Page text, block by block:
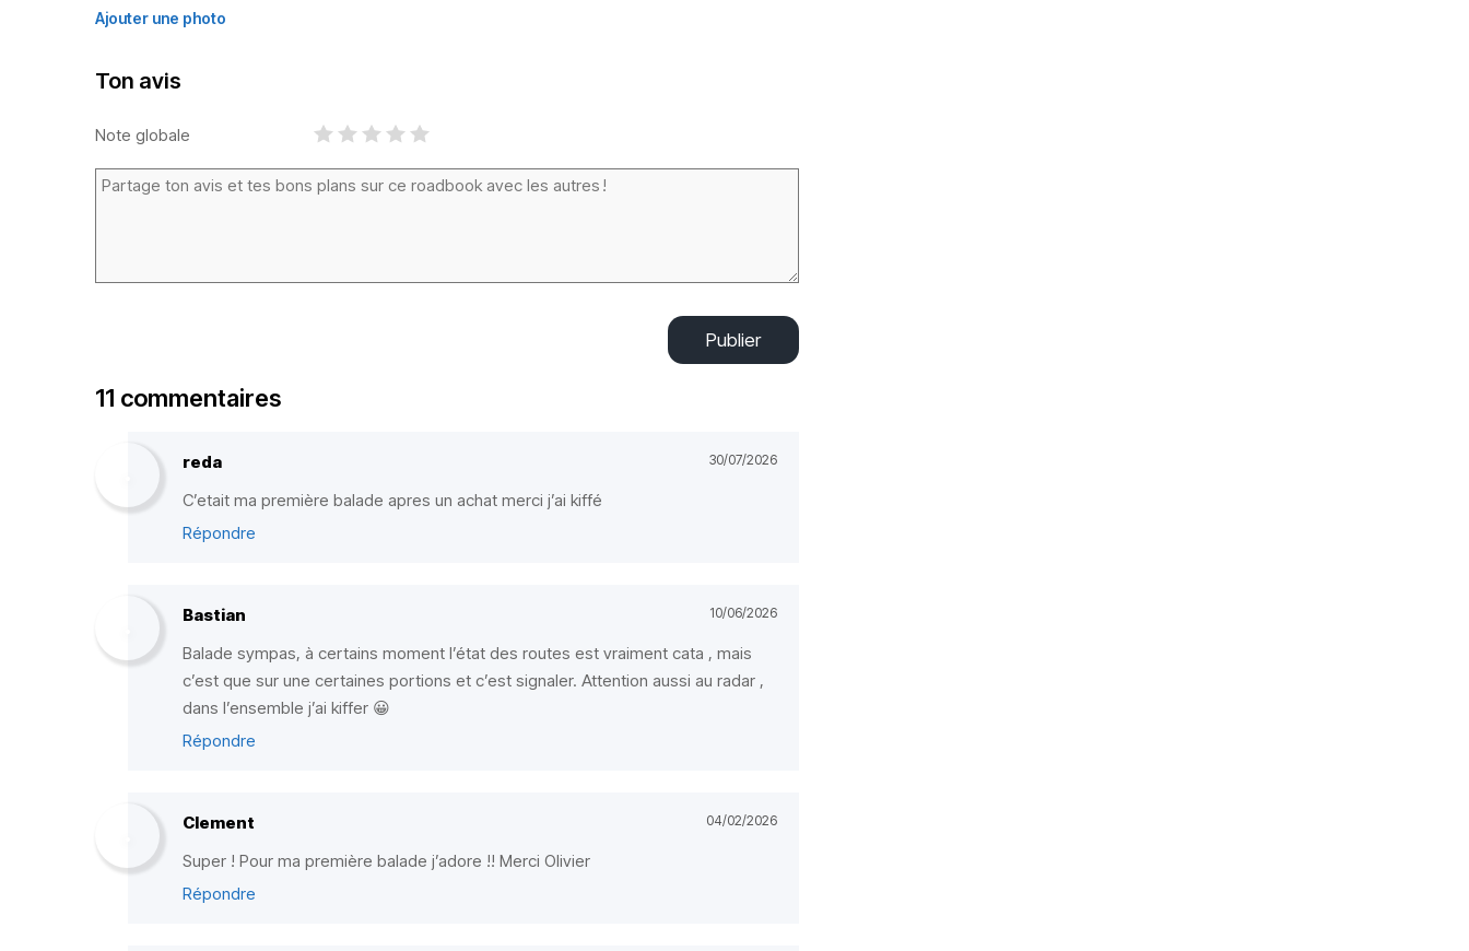
Ajouter une photo
Ton avis
Note globale
Publier
11 commentaires
reda 30/07/2026
C’etait ma première balade apres un achat merci j’ai kiffé
Répondre
Bastian 10/06/2026
Balade sympas, à certains moment l’état des routes est vraiment cata , mais
c’est que sur une certaines portions et c’est signaler. Attention aussi au radar ,
dans l’ensemble j’ai kiffer 😀
Répondre
Clement 04/02/2026
Super ! Pour ma première balade j’adore !! Merci Olivier
Répondre